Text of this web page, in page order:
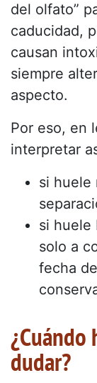
del olfato”
caducidad,
causan
siempre
aspecto.
Por eso, en
interpretar
si huele
si huele
solo a
fecha
dudar?